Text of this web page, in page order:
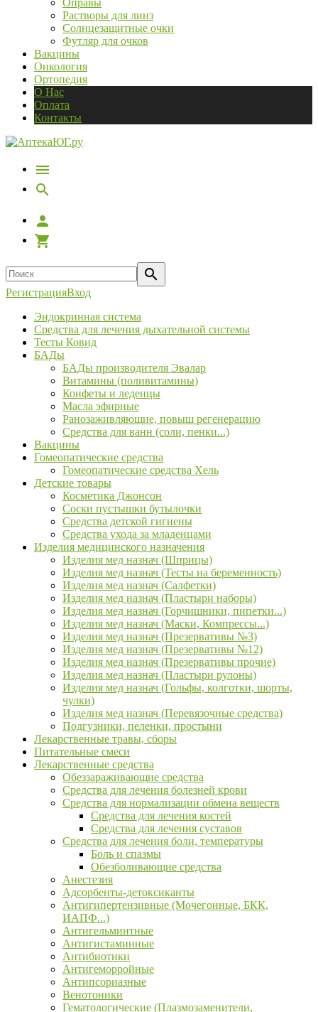
Оправы
Растворы для линз
Солнцезащитные очки
Футляр для очков
Вакцины
Онкология
Ортопедия
О Нас
Оплата
Контакты
РегистрацияВход
Эндокринная система
Средства для лечения дыхательной системы
Тесты Ковид
БАДы
БАДы производителя Эвалар
Витамины (поливитамины)
Конфеты и леденцы
Масла эфирные
Ранозаживляющие, повыш регенерацию
Средства для ванн (соли, пенки...)
Вакцины
Гомеопатические средства
Гомеопатические средства Хель
Детские товары
Косметика Джонсон
Соски пустышки бутылочки
Средства детской гигиены
Средства ухода за младенцами
Изделия медицинского назначения
Изделия мед назнач (Шприцы)
Изделия мед назнач (Тесты на беременность)
Изделия мед назнач (Салфетки)
Изделия мед назнач (Пластыри наборы)
Изделия мед назнач (Горчишники, пипетки...)
Изделия мед назнач (Маски, Компрессы...)
Изделия мед назнач (Презервативы №3)
Изделия мед назнач (Презервативы №12)
Изделия мед назнач (Презервативы прочие)
Изделия мед назнач (Пластыри рулоны)
Изделия мед назнач (Гольфы, колготки, шорты,
чулки)
Изделия мед назнач (Перевязочные средства)
Подгузники, пеленки, простыни
Лекарственные травы, сборы
Питательные смеси
Лекарственные средства
Обеззараживающие средства
Средства для лечения болезней крови
Средства для нормализации обмена веществ
Средства для лечения костей
Средства для лечения суставов
Средства для лечения боли, температуры
Боль и спазмы
Обезболивающие средства
Анестезия
Адсорбенты-детоксиканты
Антигипертензивные (Мочегонные, БКК,
ИАПФ...)
Антигельминтные
Антигистаминные
Антибиотики
Антигеморройные
Антипсориазные
Венотоники
Гематологические (Плазмозаменители,